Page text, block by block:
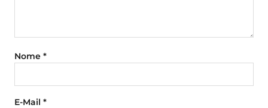
Nome *
E-Mail *